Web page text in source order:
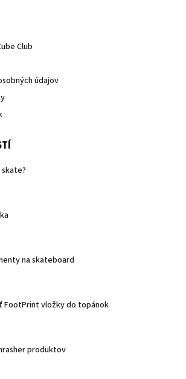
Club
údajov
skate?
na skateboard
FootPrint vložky do topánok
produktov